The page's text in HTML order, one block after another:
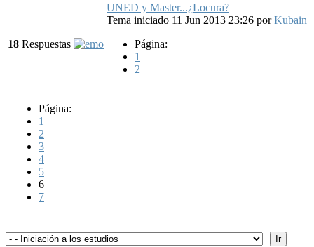
18 Respuestas
UNED y Master...¿Locura?
Tema iniciado 11 Jun 2013 23:26 porKubain
Página:
1
2
Página:
1
2
3
4
5
6
7